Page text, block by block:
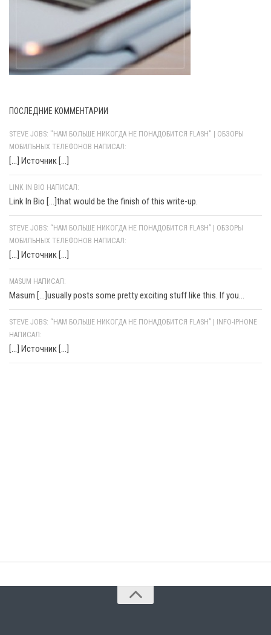
ПОСЛЕДНИЕ КОММЕНТАРИИ
STEVE JOBS: "НАМ БОЛЬШЕ НИКОГДА НЕ ПОНАДОБИТСЯ FLASH" | ОБЗОРЫ
МОБИЛЬНЫХ ТЕЛЕФОНОВ НАПИСАЛ:
[…] Источник […]
LINK IN BIO НАПИСАЛ:
Link In Bio [...]that would be the finish of this write-up.
STEVE JOBS: “НАМ БОЛЬШЕ НИКОГДА НЕ ПОНАДОБИТСЯ FLASH” | ОБЗОРЫ
МОБИЛЬНЫХ ТЕЛЕФОНОВ НАПИСАЛ:
[…] Источник […]
MASUM НАПИСАЛ:
Masum [...]usually posts some pretty exciting stuff like this. If you...
STEVE JOBS: “НАМ БОЛЬШЕ НИКОГДА НЕ ПОНАДОБИТСЯ FLASH” | INFO-IPHONE
НАПИСАЛ:
[…] Источник […]